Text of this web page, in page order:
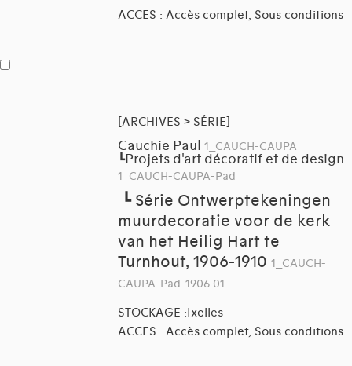
ACCES : Accès complet, Sous conditions
[ARCHIVES > SÉRIE]
Cauchie Paul 1_CAUCH-CAUPA
┗Projets d'art décoratif et de design
1_CAUCH-CAUPA-Pad
┗ Série Ontwerptekeningen
muurdecoratie voor de kerk
van het Heilig Hart te
Turnhout, 1906-1910 1_CAUCH-
CAUPA-Pad-1906.01
STOCKAGE :Ixelles
ACCES : Accès complet, Sous conditions